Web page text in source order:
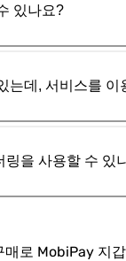
있나요?
는데, 서비스를 이
링을 사용할 수 있
매로 MobiPay 지